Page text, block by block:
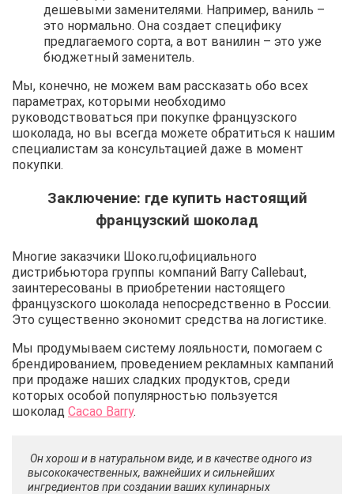
дешевыми заменителями. Например, ваниль –
это нормально. Она создает специфику
предлагаемого сорта, а вот ванилин – это уже
бюджетный заменитель.
Мы, конечно, не можем вам рассказать обо всех
параметрах, которыми необходимо
руководствоваться при покупке французского
шоколада, но вы всегда можете обратиться к нашим
специалистам за консультацией даже в момент
покупки.
Заключение: где купить настоящий
французский шоколад
Многие заказчики Шоко.ru,официального
дистрибьютора группы компаний Barry Callebaut,
заинтересованы в приобретении настоящего
французского шоколада непосредственно в России.
Это существенно экономит средства на логистике.
Мы продумываем систему лояльности, помогаем с
брендированием, проведением рекламных кампаний
при продаже наших сладких продуктов, среди
которых особой популярностью пользуется
шоколад Cacao Barry.
Он хорош и в натуральном виде, и в качестве одного из
высококачественных, важнейших и сильнейших
ингредиентов при создании ваших кулинарных